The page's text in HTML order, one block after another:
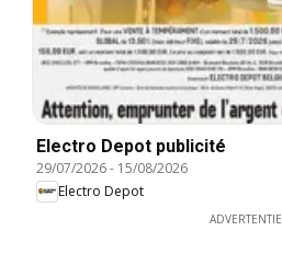
Electro Depot publicité
29/07/2026- 15/08/2026
Electro Depot
ADVERTENTIE